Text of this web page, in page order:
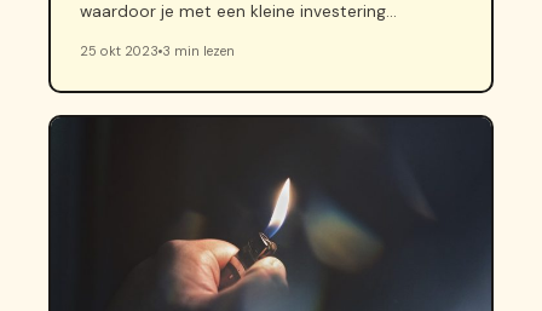
waardoor je met een kleine investering…
25 okt 2023 3 min lezen